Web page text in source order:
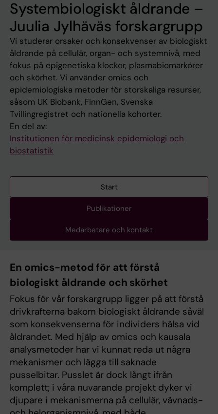
Systembiologiskt åldrande –
Juulia Jylhäväs forskargrupp
Vi studerar orsaker och konsekvenser av biologiskt
åldrande på cellulär, organ- och systemnivå, med
fokus på epigenetiska klockor, plasmabiomarkörer
och skörhet. Vi använder omics och
epidemiologiska metoder för storskaliga resurser,
såsom UK Biobank, FinnGen, Svenska
Tvillingregistret och nationella kohorter.
En del av:
Institutionen för medicinsk epidemiologi och
biostatistik
Start
Publikationer
Medarbetare och kontakt
En omics-metod för att förstå
biologiskt åldrande och skörhet
Fokus för vår forskargrupp ligger på att förstå
drivkrafterna bakom biologiskt åldrande såväl
som konsekvenserna för individers hälsa vid
åldrandet. Med hjälp av omics och kausala
analysmetoder har vi kunnat reda ut några
mekanismer och lägga till saknade
pusselbitar. Pusslet är dock långt ifrån
komplett; i våra nuvarande projekt dyker vi
djupare i mekanismerna på cellulär, vävnads-